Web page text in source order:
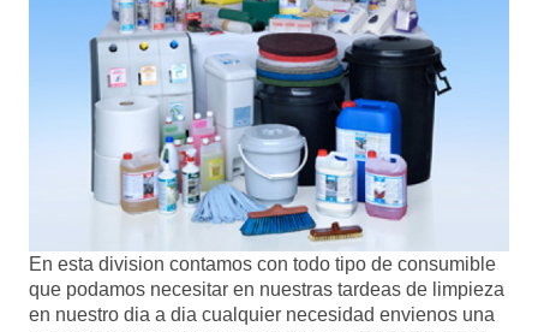
En esta division contamos con todo tipo de consumible
que podamos necesitar en nuestras tardeas de limpieza
en nuestro dia a dia cualquier necesidad envienos una